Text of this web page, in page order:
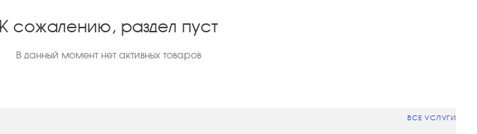
К сожалению, раздел пуст
В данный момент нет активных товаров
ВСЕ УСЛУГИ